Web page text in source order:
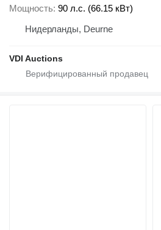
Мощность 90 л.с. (66.15 кВт)
Нидерланды, Deurne
VDI Auctions